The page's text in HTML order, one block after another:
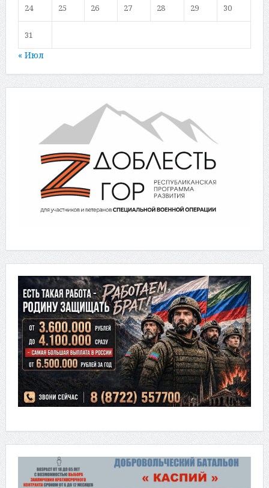
24 25 26 27 28 29 30
31
« Июл